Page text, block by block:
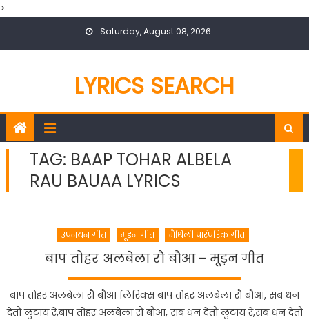
>
Saturday, August 08, 2026
LYRICS SEARCH
TAG: BAAP TOHAR ALBELA
RAU BAUAA LYRICS
उपनयन गीत मूड़न गीत मैथिली पारंपरिक गीत
बाप तोहर अलबेला रौ बौआ – मूड़न गीत
बाप तोहर अलबेला रौ बौआ लिरिक्स बाप तोहर अलबेला रौ बौआ, सब धन
देतौ लुटाय रे,बाप तोहर अलबेला रौ बौआ, सब धन देतौ लुटाय रे,सब धन देतौ